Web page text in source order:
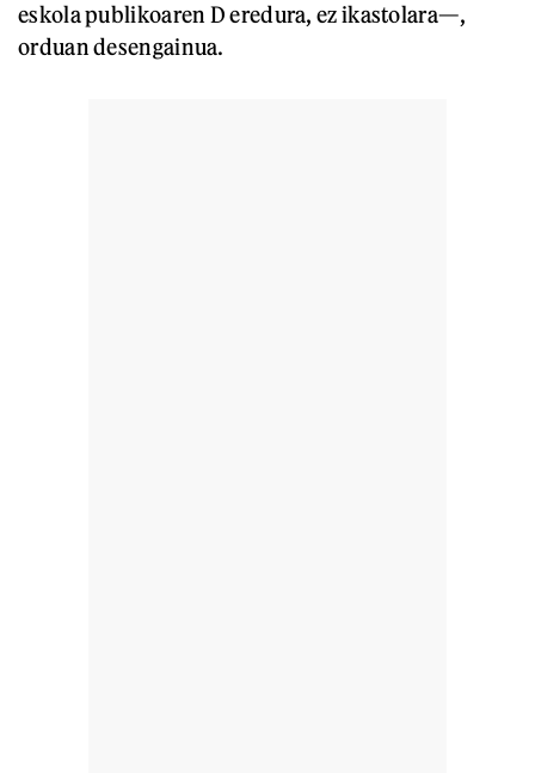
eskola publikoaren D eredura, ez ikastolara—,
orduan desengainua.